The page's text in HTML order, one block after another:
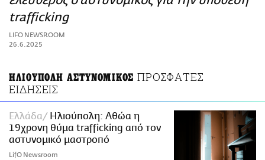
ΑΜΠΑ
PRINT
trafficking
LIFO NEWSROOM
26.6.2025
ΗΛΙΟΥΠΟΛΗ ΑΣΤΥΝΟΜΙΚΟΣ ΠΡΟΣΦΑΤΕΣ
ΕΙΔΗΣΕΙΣ
Ελλάδα
Ηλιούπολη: Αθώα η
19χρονη θύμα trafficking από τον
αστυνομικό μαστροπό
LifO Newsroom